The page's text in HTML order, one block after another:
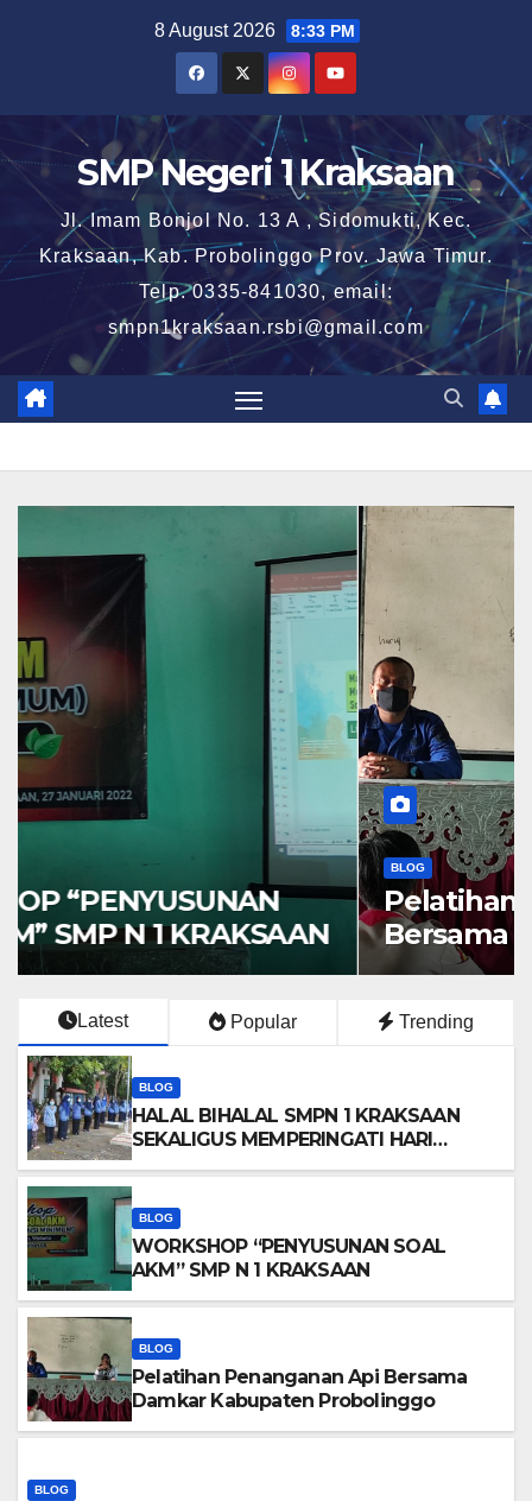
8 August 2026 8:33 PM
SMP Negeri 1 Kraksaan
Jl. Imam Bonjol No. 13 A , Sidomukti, Kec.
Kraksaan, Kab. Probolinggo Prov. Jawa Timur.
Telp. 0335-841030, email:
smpn1kraksaan.rsbi@gmail.com
Pelatihan Penanganan Api
Bersama Damkar Kabupaten
Probolinggo
Latest Popular Trending
BLOG
HALAL BIHALAL SMPN 1 KRAKSAAN
SEKALIGUS MEMPERINGATI HARI
BLOG
WORKSHOP “PENYUSUNAN SOAL
AKM” SMP N 1 KRAKSAAN
BLOG
Pelatihan Penanganan Api Bersama
Damkar Kabupaten Probolinggo
BLOG